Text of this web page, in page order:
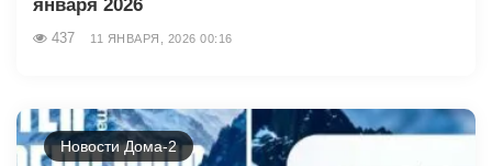
января 2026
437 11 ЯНВАРЯ, 2026 00:16
Новости Дома-2